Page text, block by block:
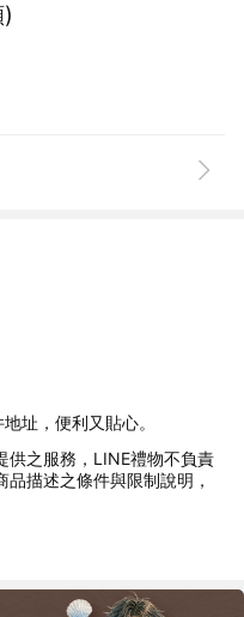
址，便利又貼心。
供之服務，LINE禮物不負責
描述之條件與限制說明，